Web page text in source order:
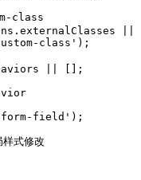
class
||
class');
|| [];
field');
式修改